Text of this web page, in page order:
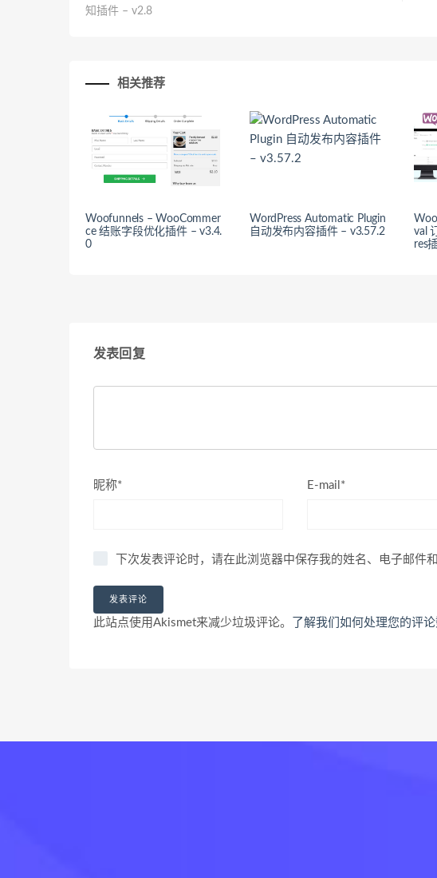
知插件 – v2.8
相关推荐
Woofunnels – WooCommer
ce 结账字段优化插件 – v3.4.
0
WordPress Automatic Plugin
自动发布内容插件 – v3.57.2
val
res
发表回复
昵称* E-mail*
下次发表评论时，请在此浏览器中保存我的姓名、电子邮件
此站点使用Akismet来减少垃圾评论。 了解我们如何处理您的评